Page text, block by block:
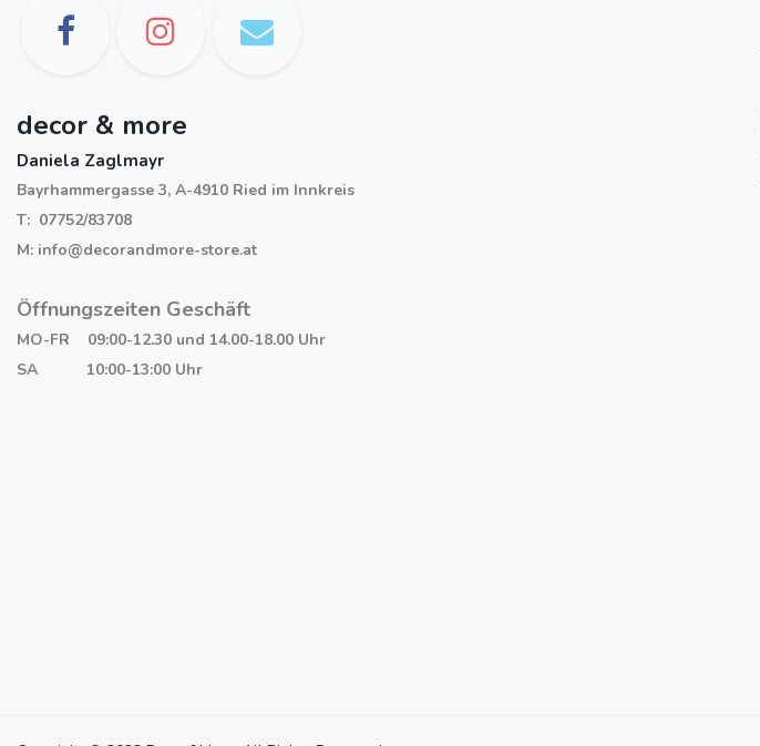
decor & more
Daniela Zaglmayr
Bayrhammergasse 3, A-4910 Ried im Innkreis
T: 07752/83708
M: info@decorandmore-store.at
Öffnungszeiten Geschäft
MO-FR 09:00-12.30 und 14.00-18.00 Uhr
SA 10:00-13:00 Uhr